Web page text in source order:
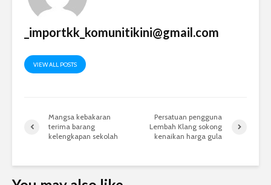
_importkk_komunitikini@gmail.com
VIEW ALL POSTS
Mangsa kebakaran
terima barang
kelengkapan sekolah
Persatuan pengguna
Lembah Klang sokong
kenaikan harga gula